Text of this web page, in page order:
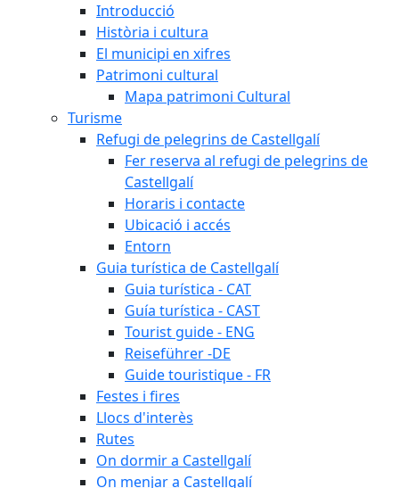
Introducció
Història i cultura
El municipi en xifres
Patrimoni cultural
Mapa patrimoni Cultural
Turisme
Refugi de pelegrins de Castellgalí
Fer reserva al refugi de pelegrins de
Castellgalí
Horaris i contacte
Ubicació i accés
Entorn
Guia turística de Castellgalí
Guia turística - CAT
Guía turística - CAST
Tourist guide - ENG
Reiseführer -DE
Guide touristique - FR
Festes i fires
Llocs d'interès
Rutes
On dormir a Castellgalí
On menjar a Castellgalí